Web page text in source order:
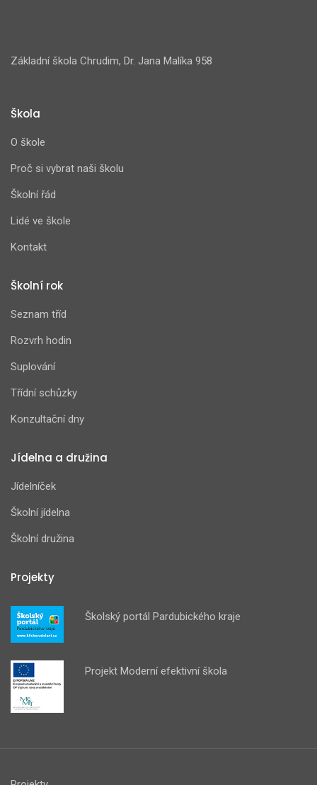
Základní škola Chrudim, Dr. Jana Malíka 958
Škola
O škole
Proč si vybrat naši školu
Školní řád
Lidé ve škole
Kontakt
Školní rok
Seznam tříd
Rozvrh hodin
Suplování
Třídní schůzky
Konzultační dny
Jídelna a družina
Jídelníček
Školní jídelna
Školní družina
Projekty
Školský portál Pardubického kraje
Projekt Moderní efektivní škola